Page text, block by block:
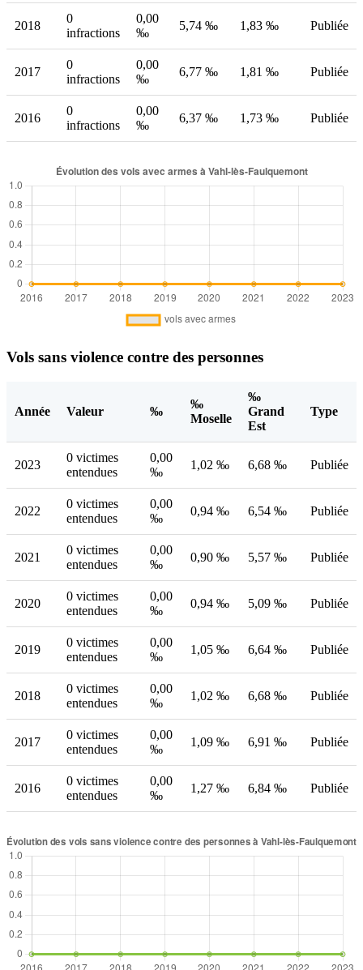
2018
0
infractions
0,00
‰
5,74 ‰ 1,83 ‰ Publiée
2017
0
infractions
0,00
‰
6,77 ‰ 1,81 ‰ Publiée
2016
0
infractions
0,00
‰
6,37 ‰ 1,73 ‰ Publiée
Vols sans violence contre des personnes
Année Valeur ‰
‰
Moselle
‰
Grand
Est
Type
2023
0 victimes
entendues
0,00
‰
1,02 ‰ 6,68 ‰ Publiée
2022
0 victimes
entendues
0,00
‰
0,94 ‰ 6,54 ‰ Publiée
2021
0 victimes
entendues
0,00
‰
0,90 ‰ 5,57 ‰ Publiée
2020
0 victimes
entendues
0,00
‰
0,94 ‰ 5,09 ‰ Publiée
2019
0 victimes
entendues
0,00
‰
1,05 ‰ 6,64 ‰ Publiée
2018
0 victimes
entendues
0,00
‰
1,02 ‰ 6,68 ‰ Publiée
2017
0 victimes
entendues
0,00
‰
1,09 ‰ 6,91 ‰ Publiée
2016
0 victimes
entendues
0,00
‰
1,27 ‰ 6,84 ‰ Publiée